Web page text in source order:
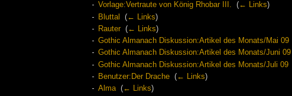
Vorlage:Vertraute von König Rhobar III.
(← Links)
Bluttal
(← Links)
Rauter‎ (← Links)
Gothic Almanach Diskussion:Artikel des Monats/Mai 09‎
Gothic Almanach Diskussion:Artikel des Monats/Juni 09‎
Gothic Almanach Diskussion:Artikel des Monats/Juli 09‎
Benutzer:Der Drache‎ (← Links)
Alma‎ (← Links)